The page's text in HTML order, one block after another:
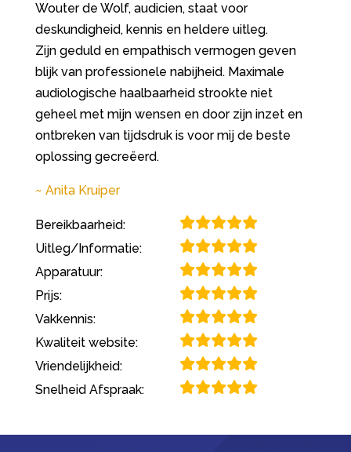
Wouter de Wolf, audicien, staat voor
deskundigheid, kennis en heldere uitleg.
Zijn geduld en empathisch vermogen geven
blijk van professionele nabijheid. Maximale
audiologische haalbaarheid strookte niet
geheel met mijn wensen en door zijn inzet en
ontbreken van tijdsdruk is voor mij de beste
oplossing gecreëerd.
Anita Kruiper
Bereikbaarheid:
Uitleg/Informatie:
Apparatuur:
Prijs:
Vakkennis:
Kwaliteit website:
Vriendelijkheid:
Snelheid Afspraak: